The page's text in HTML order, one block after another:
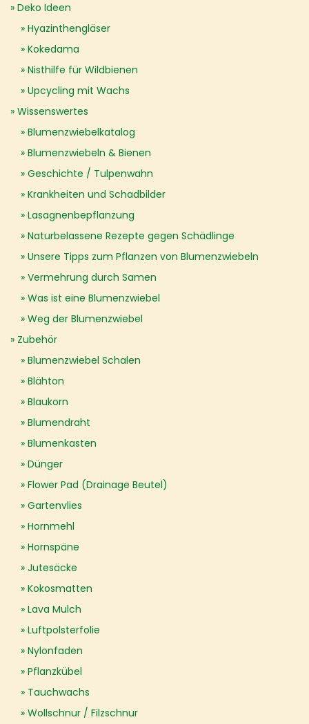
Deko Ideen
Hyazinthengläser
Kokedama
Nisthilfe für Wildbienen
Upcycling mit Wachs
Wissenswertes
Blumenzwiebelkatalog
Blumenzwiebeln & Bienen
Geschichte / Tulpenwahn
Krankheiten und Schadbilder
Lasagnenbepflanzung
Naturbelassene Rezepte gegen Schädlinge
Unsere Tipps zum Pflanzen von Blumenzwiebeln
Vermehrung durch Samen
Was ist eine Blumenzwiebel
Weg der Blumenzwiebel
Zubehör
Blumenzwiebel Schalen
Blähton
Blaukorn
Blumendraht
Blumenkasten
Dünger
Flower Pad (Drainage Beutel)
Gartenvlies
Hornmehl
Hornspäne
Jutesäcke
Kokosmatten
Lava Mulch
Luftpolsterfolie
Nylonfaden
Pflanzkübel
Tauchwachs
Wollschnur / Filzschnur